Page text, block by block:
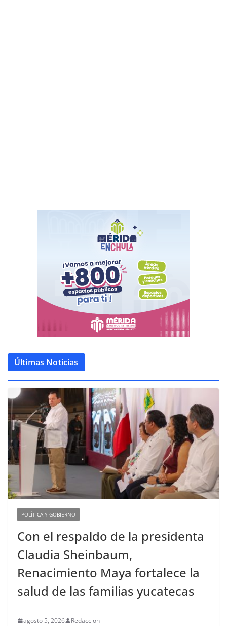
Últimas Noticias
POLÍTICA Y GOBIERNO
Con el respaldo de la presidenta
Claudia Sheinbaum,
Renacimiento Maya fortalece la
salud de las familias yucatecas
agosto 5, 2026 Redaccion